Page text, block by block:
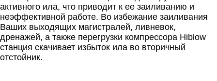
активного ила, что приводит к ее заиливанию и
неэффективной работе. Во избежание заиливания
Ваших выходящих магистралей, ливневок,
дренажей, а также перегрузки компрессора Hiblow
станция скачивает избыток ила во вторичный
отстойник.